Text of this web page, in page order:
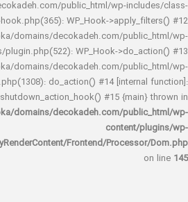
decokadeh.com/public_html/wp-
wp-hook.php(365): WP_Hook-
decoka/domains/decokadeh.com/
includes/plugin.php(522): WP_Hook-
decoka/domains/decokadeh.com/
load.php(1308): do_action() #14
shutdown_action_hook() #15
decoka/domains/decokadeh.com/
LazyRenderContent/Frontend/